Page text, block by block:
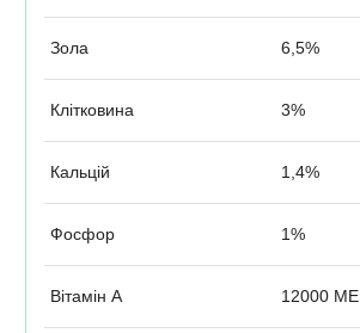
Зола 6,5%
Клітковина 3%
Кальцій 1,4%
Фосфор 1%
Вітамін А 12000 МЕ